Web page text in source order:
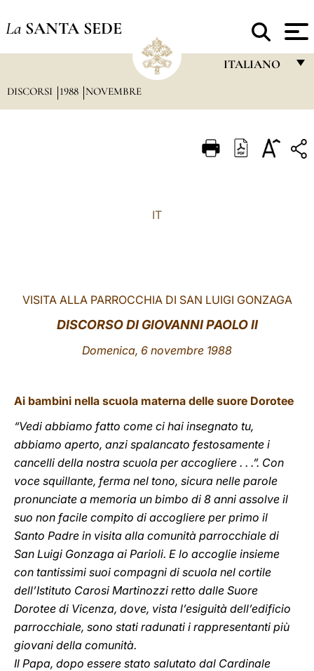
La SANTA SEDE
ITALIANO
ITALIANO
DISCORSI 1988 NOVEMBRE
IT
VISITA ALLA PARROCCHIA DI SAN LUIGI GONZAGA
DISCORSODI GIOVANNI PAOLO II
Domenica, 6 novembre 1988
Ai bambini nella scuola materna delle suore Dorotee
“Vedi abbiamo fatto come ci hai insegnato tu,
abbiamo aperto, anzi spalancato festosamente i
cancelli della nostra scuola per accogliere . . .”. Con
voce squillante, ferma nel tono, sicura nelle parole
pronunciate a memoria un bimbo di 8 anni assolve il
suo non facile compito di accogliere per primo il
Santo Padre in visita alla comunità parrocchiale di
San Luigi Gonzaga ai Parioli. E lo accoglie insieme
con tantissimi suoi compagni di scuola nel cortile
dell’Istituto Carosi Martinozzi retto dalle Suore
Dorotee di Vicenza, dove, vista l’esiguità dell’edificio
parrocchiale, sono stati radunati i rappresentanti più
giovani della comunità.
Il Papa, dopo essere stato salutato dal Cardinale